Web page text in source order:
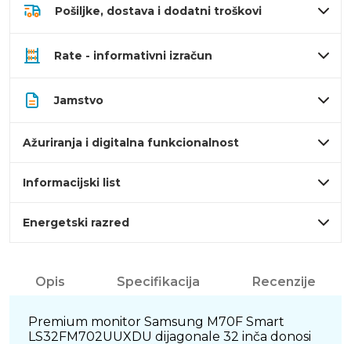
Pošiljke, dostava i dodatni troškovi
Rate - informativni izračun
Jamstvo
Ažuriranja i digitalna funkcionalnost
Informacijski list
Energetski razred
Opis Specifikacija Recenzije
Premium monitor Samsung M70F Smart
LS32FM702UUXDU dijagonale 32 inča donosi